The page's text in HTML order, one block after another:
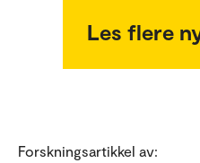
Les flere
Forskningsartikkel av: